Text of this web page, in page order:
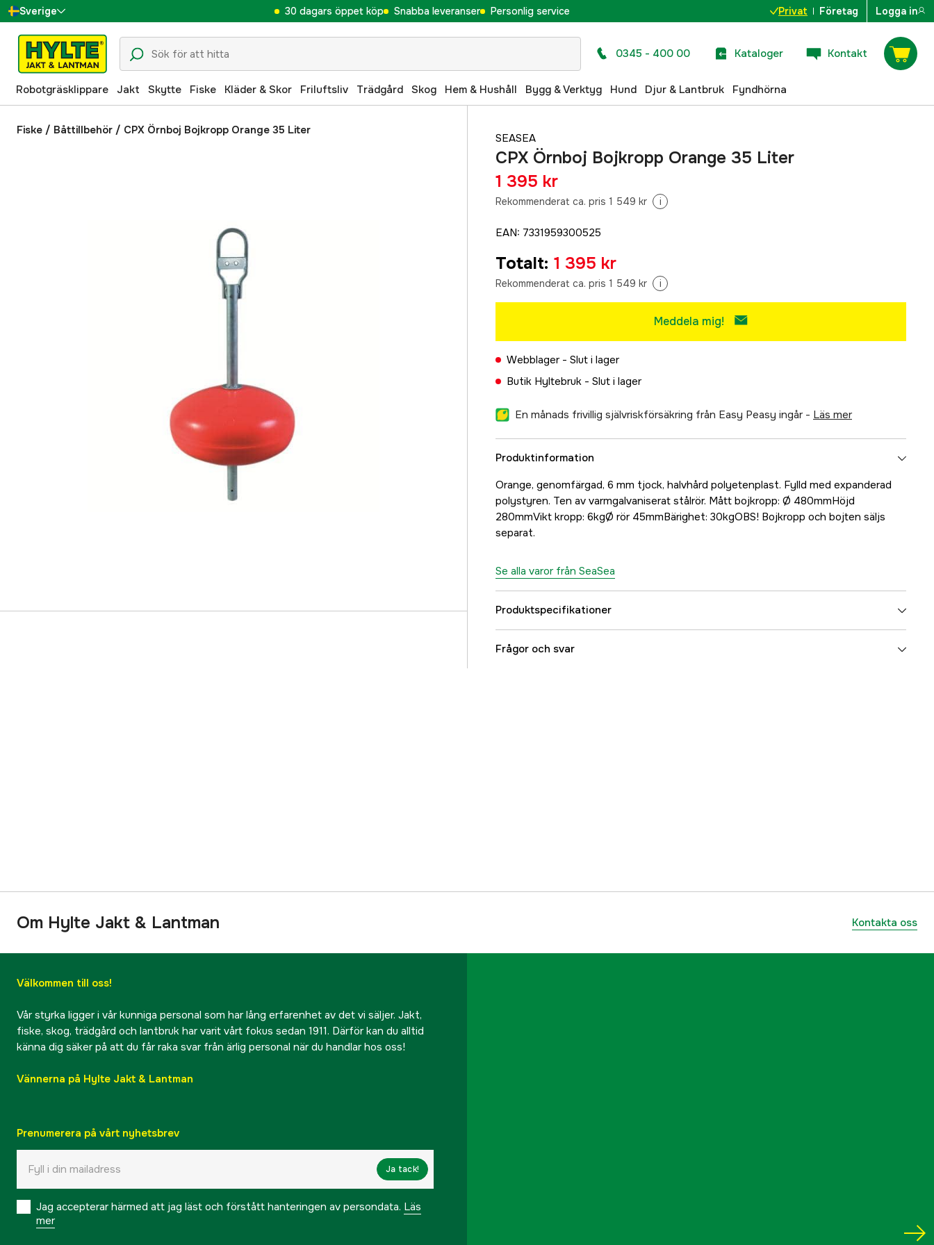
Sverige
Danmark
Suomi
Norge
Deutschland
30 dagars öppet köp Snabba leveranser Personlig service Privat Företag Logga in
0345 - 400 00 Kataloger Kontakt
Robotgräsklippare Jakt Skytte Fiske Kläder & Skor Friluftsliv Trädgård Skog Hem & Hushåll Bygg & Verktyg Hund Djur & Lantbruk Fyndhörna
Fiske / Båttillbehör / CPX Örnboj Bojkropp Orange 35 Liter
SEASEA
CPX Örnboj Bojkropp Orange 35 Liter
1 395 kr
Rekommenderat ca. pris 1 549 kr i
EAN: 7331959300525
Totalt: 1 395 kr
Rekommenderat ca. pris 1 549 kr i
Meddela mig!
Webblager - Slut i lager
Butik Hyltebruk - Slut i lager
En månads frivillig självriskförsäkring från Easy Peasy ingår - läs mer
Produktinformation
Orange, genomfärgad, 6 mm tjock, halvhård polyetenplast. Fylld med expanderad
polystyren. Ten av varmgalvaniserat stålrör. Mått bojkropp: Ø 480mmHöjd
280mmVikt kropp: 6kgØ rör 45mmBärighet: 30kgOBS! Bojkropp och bojten säljs
separat.
Se alla varor från SeaSea
Produktspecifikationer
Referensnummer
Frågor och svar
Om Hylte Jakt & Lantman Kontakta oss
Välkommen till oss!
Vår styrka ligger i vår kunniga personal som har lång erfarenhet av det vi säljer. Jakt,
fiske, skog, trädgård och lantbruk har varit vårt fokus sedan 1911. Därför kan du alltid
känna dig säker på att du får raka svar från ärlig personal när du handlar hos oss!
Vännerna på Hylte Jakt & Lantman
Prenumerera på vårt nyhetsbrev
Ja tack!
Jag accepterar härmed att jag läst och förstått hanteringen av persondata. Läs
mer